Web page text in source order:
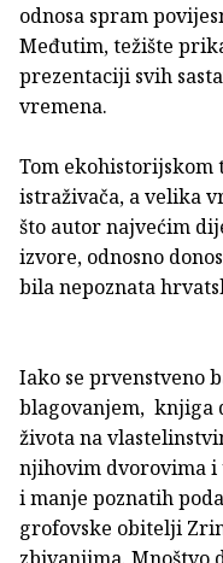
odnosa spram
Međutim, težište
prezentaciji svih
vremena.
Tom ekohistorijskom
istraživača, a velika
što autor najvećim
izvore, odnosno
bila nepoznata
Iako se prvenstveno
blagovanjem, knjiga
života na
njihovim dvorovima
i manje poznatih
grofovske obitelji